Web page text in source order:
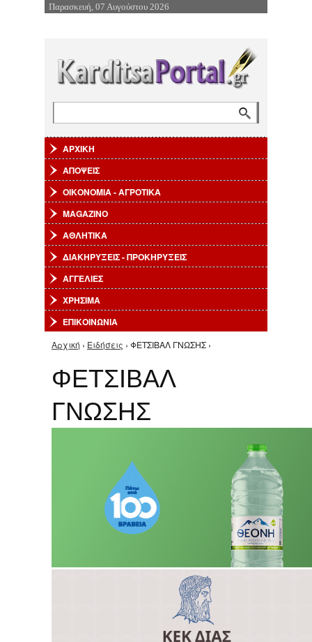
Επιστροφή στην Πλοήγηση
Παρασκευή, 07 Αυγούστου 2026
ΑΡΧΙΚΗ
ΑΠΟΨΕΙΣ
ΟΙΚΟΝΟΜΙΑ - ΑΓΡΟΤΙΚΑ
MAGAZINO
ΑΘΛΗΤΙΚΑ
ΔΙΑΚΗΡΥΞΕΙΣ - ΠΡΟΚΗΡΥΞΕΙΣ
ΑΓΓΕΛΙΕΣ
ΧΡΗΣΙΜΑ
ΕΠΙΚΟΙΝΩΝΙΑ
Είστε εδώ
Αρχική › Ειδήσεις › ΦΕΤΣΙΒΑΛ ΓΝΩΣΗΣ ›
ΦΕΤΣΙΒΑΛ
ΓΝΩΣΗΣ